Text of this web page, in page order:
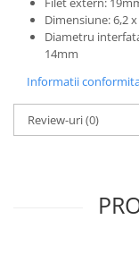
Constructor foto
Qbrix
Puzzle lemn Cluebox
Jocuri de societate
Mecanice
Dimensiune: 6,2
Diametru
14mm
Informatii
Review-uri(0)